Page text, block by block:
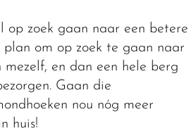
op zoek gaan naar een betere
plan om op zoek te gaan naar
en dan een hele berg
Gaan die
nou nóg meer
huis!